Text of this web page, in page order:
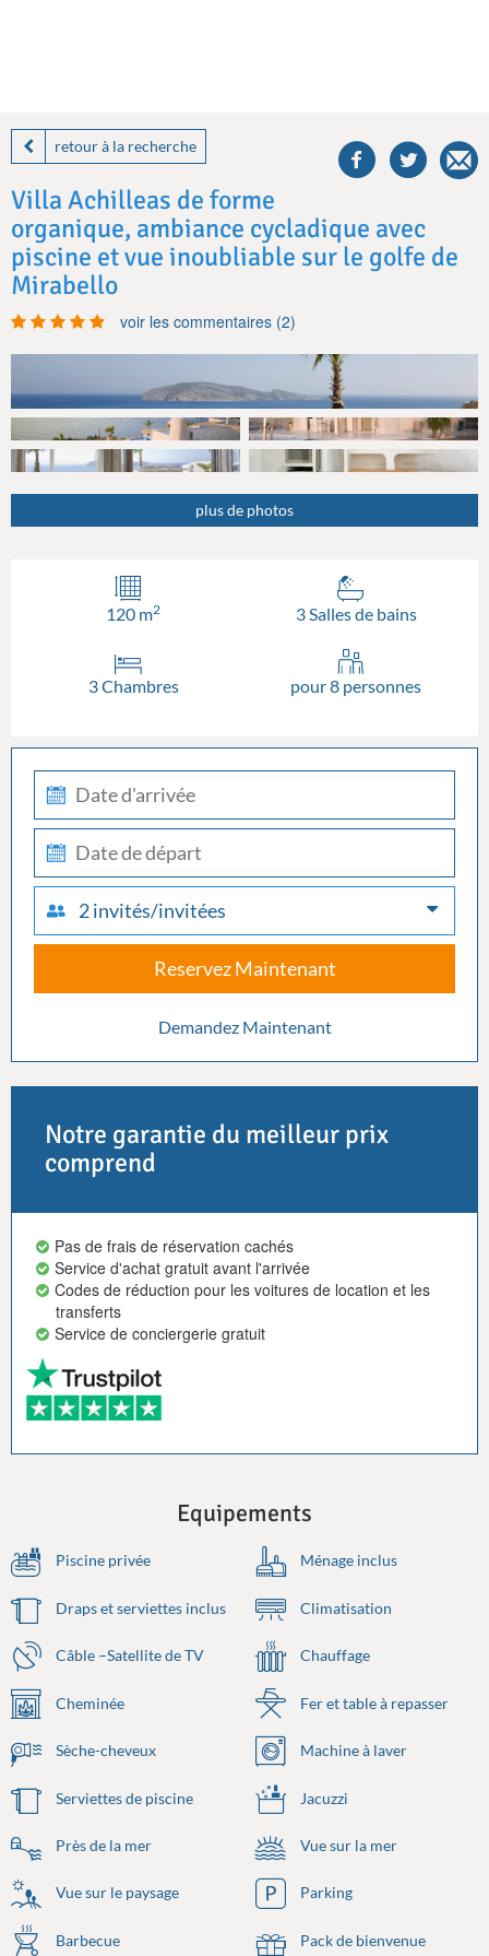
retour à la recherche
this
villa
Villa Achilleas de forme
organique, ambiance cycladique avec
piscine et vue inoubliable sur le golfe de
Mirabello
voir les commentaires (2)
plus de photos
120 m2 3 Salles de bains
3 Chambres pour 8 personnes
in
out
2 invités/invitées
Reservez Maintenant
Demandez Maintenant
Notre garantie du meilleur prix
comprend
Pas de frais de réservation cachés
Service d'achat gratuit avant l'arrivée
Codes de réduction pour les voitures de location et les
transferts
Service de conciergerie gratuit
Equipements
Piscine privée Ménage inclus
Draps et serviettes inclus Climatisation
Câble –Satellite de TV Chauffage
Cheminée Fer et table à repasser
Sèche-cheveux Machine à laver
Serviettes de piscine Jacuzzi
Près de la mer Vue sur la mer
Vue sur le paysage Parking
Barbecue Pack de bienvenue